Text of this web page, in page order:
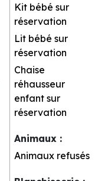
Kit bébé sur
réservation
Lit bébé sur
réservation
Chaise
réhausseur
enfant sur
réservation
Animaux :
Animaux refusés